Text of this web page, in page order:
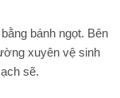
bánh ngọt. Bên
xuyên vệ sinh
sẽ.